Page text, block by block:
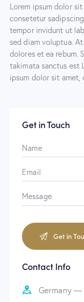
Lorem ipsum dolor
consetetur
tempor invidunt ut
sed diam voluptua.
dolores et ea rebum.
takimata sanctus est
ipsum dolor sit amet,
Get in Touch
Contact Info
Germany —